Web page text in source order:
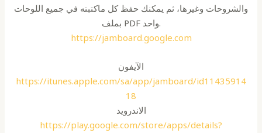
والشروحات وغيرها، ثم يمكنك حفظ كل ماكتبته في جميع اللوحات
بملف PDF واحد.
https://jamboard.google.com
الآيفون
https://itunes.apple.com/sa/app/jamboard/id11435914
18
الاندرويد
https://play.google.com/store/apps/details?